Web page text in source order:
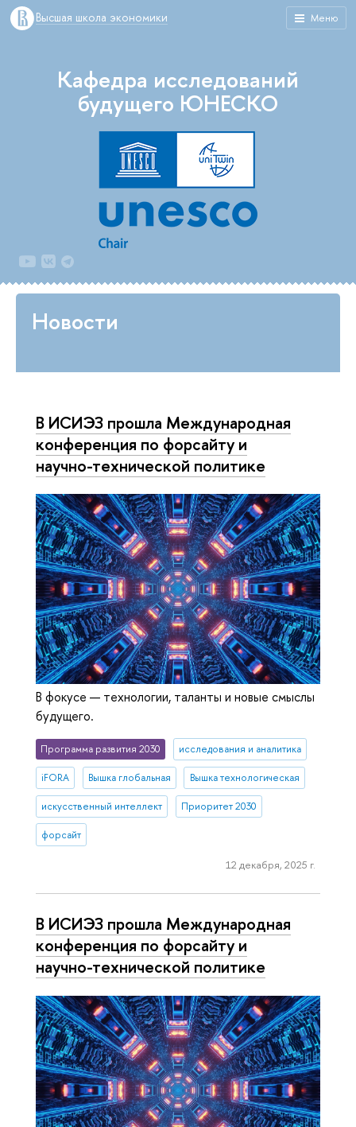
Меню
Высшая школа экономики
Кафедра исследований
будущего ЮНЕСКО
Новости
В ИСИЭЗ прошла Международная
конференция по форсайту и
научно-технической политике
В фокусе — технологии, таланты и новые смыслы
будущего.
Программа развития 2030 исследования и аналитика
iFORA Вышка глобальная Вышка технологическая
искусственный интеллект Приоритет 2030
форсайт
12 декабря, 2025 г.
В ИСИЭЗ прошла Международная
конференция по форсайту и
научно-технической политике